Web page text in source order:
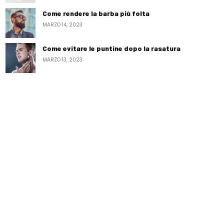
Come rendere la barba più folta
MARZO 14, 2023
Come evitare le puntine dopo la rasatura
MARZO 13, 2023